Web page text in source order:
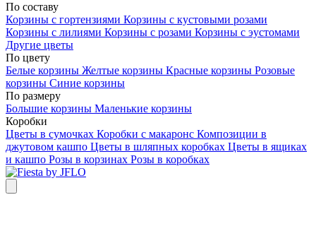
По составу
Корзины с гортензиями Корзины с кустовыми розами
Корзины с лилиями Корзины с розами Корзины с эустомами
Другие цветы
По цвету
Белые корзины Желтые корзины Красные корзины Розовые
корзины Синие корзины
По размеру
Большие корзины Маленькие корзины
Коробки
Цветы в сумочках Коробки с макаронс Композиции в
джутовом кашпо Цветы в шляпных коробках Цветы в ящиках
и кашпо Розы в корзинах Розы в коробках